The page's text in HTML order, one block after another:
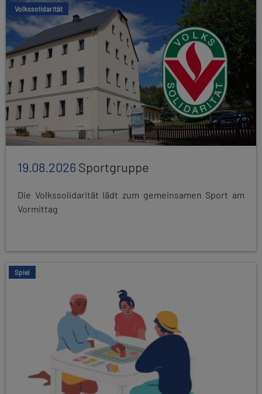
Volkssolidarität
19.08.2026Sportgruppe
Die Volkssolidarität lädt zum gemeinsamen Sport am
Vormittag
Spiel